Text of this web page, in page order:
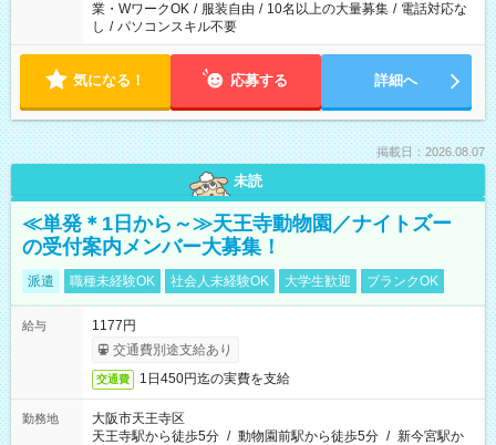
業・WワークOK / 服装自由 / 10名以上の大量募集 / 電話対応な
し / パソコンスキル不要
気になる！ 応募する 詳細へ
掲載日：2026.08.07
未読
≪単発＊1日から～≫天王寺動物園／ナイトズー
の受付案内メンバー大募集！
派遣 職種未経験OK 社会人未経験OK 大学生歓迎 ブランクOK
給与
1177円
交通費別途支給あり
交通費 1日450円迄の実費を支給
勤務地
大阪市天王寺区
天王寺駅から徒歩5分 / 動物園前駅から徒歩5分 / 新今宮駅か